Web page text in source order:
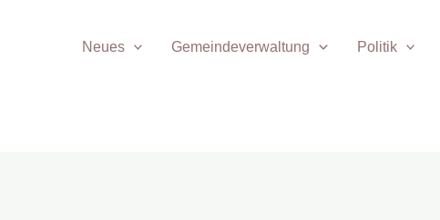
Neues Gemeindeverwaltung Politik